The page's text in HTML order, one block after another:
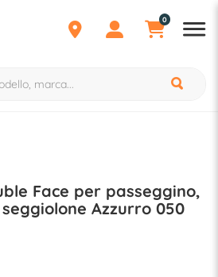
0
Face per passeggino,
Azzurro 050